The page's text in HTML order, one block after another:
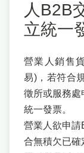
人B2B
立統一
營業人銷售
易)，若符合
徵所或服務
統一發票。
營業人欲申
合無積欠已確